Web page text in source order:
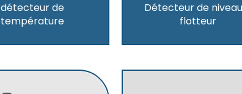
détecteur de
température
Détecteur de
flotteur